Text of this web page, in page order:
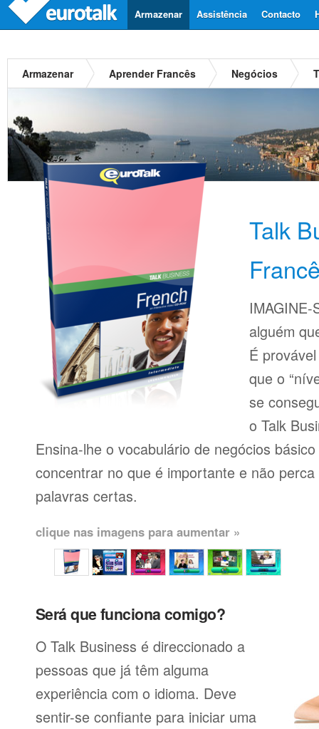
Contacto
Assistência
Armazenar
Armazenar Aprender Francês Negócios
Talk
alguém
É
que o
se
o Talk
Ensina-lhe o vocabulário de negócios
concentrar no que é importante e não
palavras certas.
clique nas imagens para aumentar »
Será que funciona comigo?
O Talk Business é direccionado a
pessoas que já têm alguma
experiência com o idioma. Deve
sentir-se confiante para iniciar uma